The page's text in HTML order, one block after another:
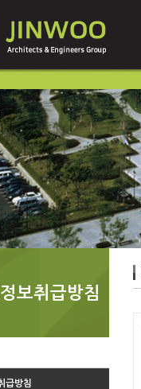
보취급방침
급방침